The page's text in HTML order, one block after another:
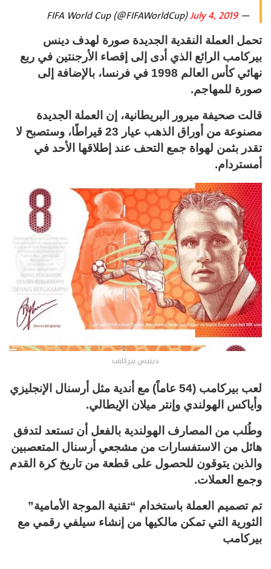
— FIFA World Cup (@FIFAWorldCup)
July 4, 2019
تحمل العملة النقدية الجديدة صورة لهدف دينس
بيركامب الرائع الذي أدى إلى إقصاء الأرجنتين في ربع
نهائي كأس العالم 1998 في فرنسا، بالإضافة إلى
صورة للمهاجم.
قالت صحيفة ميرور البريطانية، إن العملة الجديدة
مصنوعة من أوراق الذهب عيار 23 قيراطًا، وستصبح لا
تقدر بثمن لهواة جمع التحف عند إطلاقها الأحد في
أمستردام.
دينيس بيركامب
لعب بيركامب (54 عاماً) مع أندية مثل أرسنال الإنجليزي
وأياكس الهولندي وإنتر ميلان الإيطالي.
وطُلب من المصارف الهولندية بالفعل أن تستعد لتدفق
هائل من الاستفسارات من مشجعي أرسنال المتعصبين
والذين يتوقون للحصول على قطعة من تاريخ كرة القدم
وجمع العملات.
تم تصميم العملة باستخدام “تقنية الموجة الأمامية”
الثورية التي تمكن مالكيها من إنشاء سيلفي رقمي مع
بيركامب